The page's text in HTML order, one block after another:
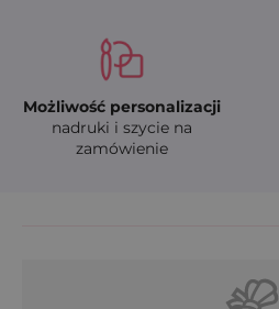
Możliwość personalizacji
nadruki i szycie na
zamówienie